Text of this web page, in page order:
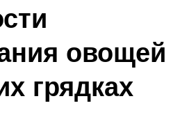
овощей
грядках